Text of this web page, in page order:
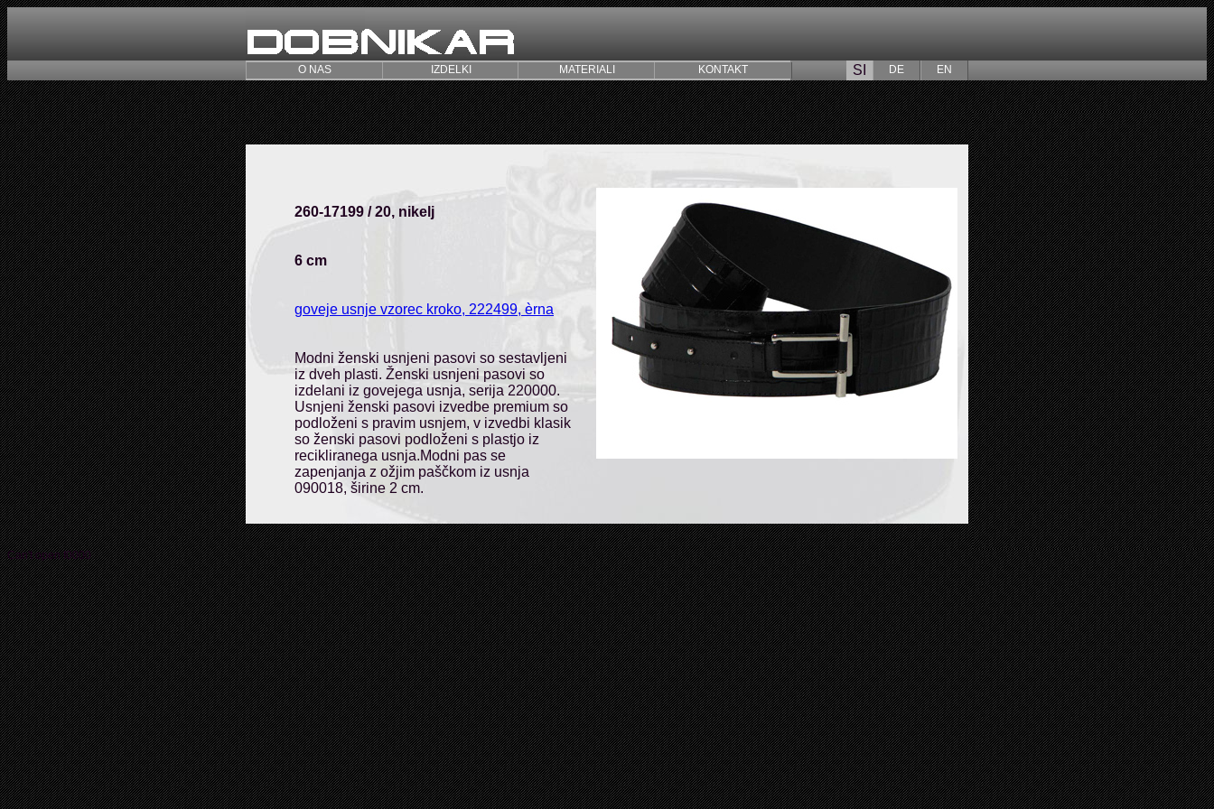
O NAS IZDELKI MATERIALI KONTAKT SI DE EN
260-17199 / 20, nikelj
6 cm
goveje usnje vzorec kroko, 222499, èrna
Modni ženski usnjeni pasovi so sestavljeni
iz dveh plasti. Ženski usnjeni pasovi so
izdelani iz govejega usnja, serija 220000.
Usnjeni ženski pasovi izvedbe premium so
podloženi s pravim usnjem, v izvedbi klasik
so ženski pasovi podloženi s plastjo iz
recikliranega usnja.Modni pas se
zapenjanja z ožjim paščkom iz usnja
090018, širine 2 cm.
Can't open f0000